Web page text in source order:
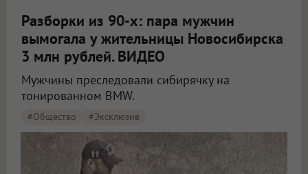
Разборки из 90-х: пара мужчин
вымогала у жительницы Новосибирска
3 млн рублей. ВИДЕО
Мужчины преследовали сибирячку на
тонированном BMW.
#Общество #эксклюзив